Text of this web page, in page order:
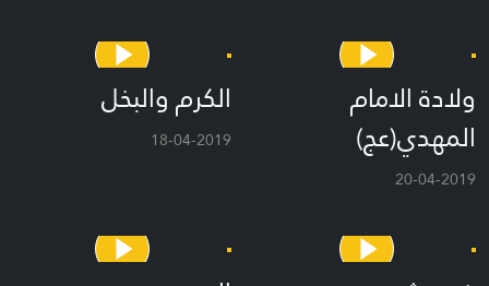
ولادة الامام
المهدي(عج)
20-04-2019
الكرم والبخل
18-04-2019